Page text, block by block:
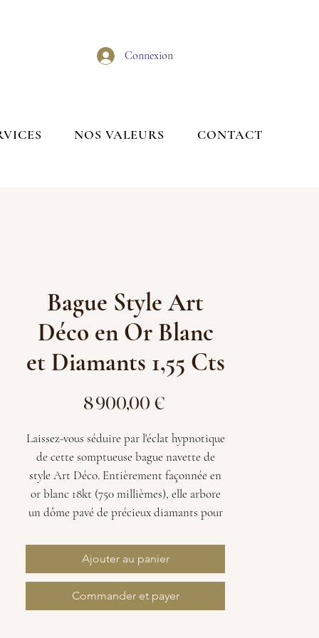
Connexion
NOS VALEURS CONTACT
Bague Style Art
Déco en Or Blanc
et Diamants 1,55 Cts
8 900,00 €Prix
Laissez-vous séduire par l'éclat hypnotique
de cette somptueuse bague navette de
style Art Déco. Entièrement façonnée en
or blanc 18kt (750 millièmes), elle arbore
un dôme pavé de précieux diamants pour
caractère à la brillance
exceptionnelle, parfaite pour une grande
occasion ou une bague de
fiançailles unique.
Ajouter au panier
Commander et payer